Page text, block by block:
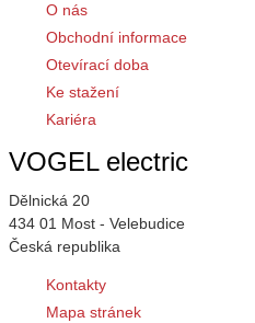
O nás
Obchodní informace
Otevírací doba
Ke stažení
Kariéra
VOGEL electric
Dělnická 20
434 01 Most - Velebudice
Česká republika
Kontakty
Mapa stránek